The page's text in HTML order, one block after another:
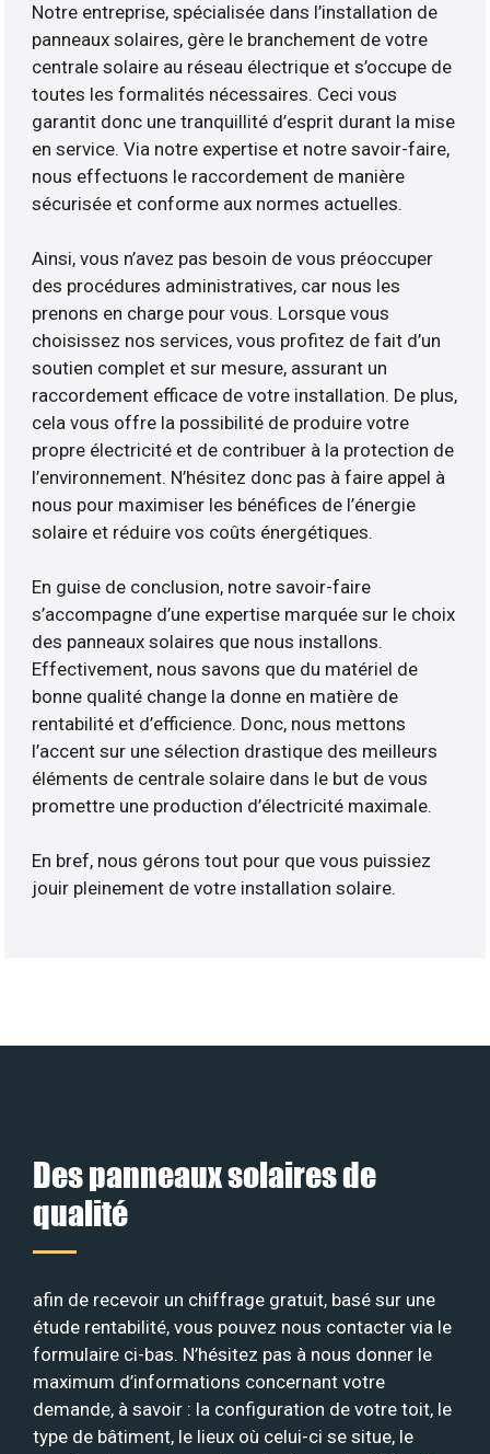
Notre entreprise, spécialisée dans l’installation de
panneaux solaires, gère le branchement de votre
centrale solaire au réseau électrique et s’occupe de
toutes les formalités nécessaires. Ceci vous
garantit donc une tranquillité d’esprit durant la mise
en service. Via notre expertise et notre savoir-faire,
nous effectuons le raccordement de manière
sécurisée et conforme aux normes actuelles.
Ainsi, vous n’avez pas besoin de vous préoccuper
des procédures administratives, car nous les
prenons en charge pour vous. Lorsque vous
choisissez nos services, vous profitez de fait d’un
soutien complet et sur mesure, assurant un
raccordement efficace de votre installation. De plus,
cela vous offre la possibilité de produire votre
propre électricité et de contribuer à la protection de
l’environnement. N’hésitez donc pas à faire appel à
nous pour maximiser les bénéfices de l’énergie
solaire et réduire vos coûts énergétiques.
En guise de conclusion, notre savoir-faire
s’accompagne d’une expertise marquée sur le choix
des panneaux solaires que nous installons.
Effectivement, nous savons que du matériel de
bonne qualité change la donne en matière de
rentabilité et d’efficience. Donc, nous mettons
l’accent sur une sélection drastique des meilleurs
éléments de centrale solaire dans le but de vous
promettre une production d’électricité maximale.
En bref, nous gérons tout pour que vous puissiez
jouir pleinement de votre installation solaire.
Des panneaux solaires de
qualité
afin de recevoir un chiffrage gratuit, basé sur une
étude rentabilité, vous pouvez nous contacter via le
formulaire ci-bas. N’hésitez pas à nous donner le
maximum d’informations concernant votre
demande, à savoir : la configuration de votre toit, le
type de bâtiment, le lieux où celui-ci se situe, le